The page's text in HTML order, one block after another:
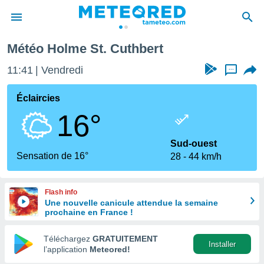
de
en
Météo Holme St. Cuthbert
11:41 Vendredi ...
Éclaircies
16°
Sensation de 16°
Sud-ouest
28
44 km/h
Flash info
Une nouvelle canicule attendue la semaine
prochaine en France !
Téléchargez GRATUITEMENT
l’application Meteored!
Installer